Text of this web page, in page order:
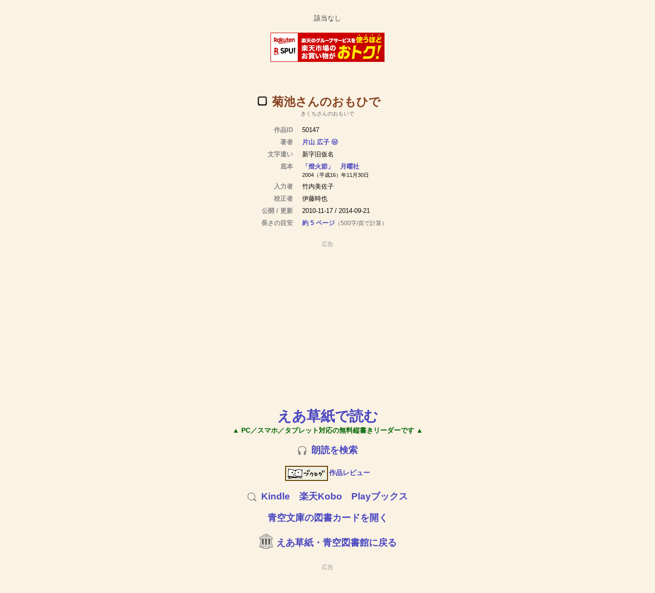
菊池さんのおもひで
きくちさんのおもいで
作品ID
50147
著者
片山 広子 Ⓦ
文字遣い
新字旧仮名
底本
「燈火節」 月曜社
2004（平成16）年11月30日
入力者
竹内美佐子
校正者
伊藤時也
公開 / 更新
2010-11-17 / 2014-09-21
長さの目安
約 5 ページ（500字/頁で計算）
広告
えあ草紙で読む
▲ PC／スマホ／タブレット対応の無料縦書きリーダーです ▲
朗読を検索
作品レビュー
Kindle 楽天Kobo Playブックス
青空文庫の図書カードを開く
えあ草紙・青空図書館に戻る
広告